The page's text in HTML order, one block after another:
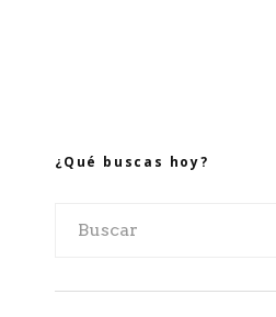
¿Qué buscas hoy?